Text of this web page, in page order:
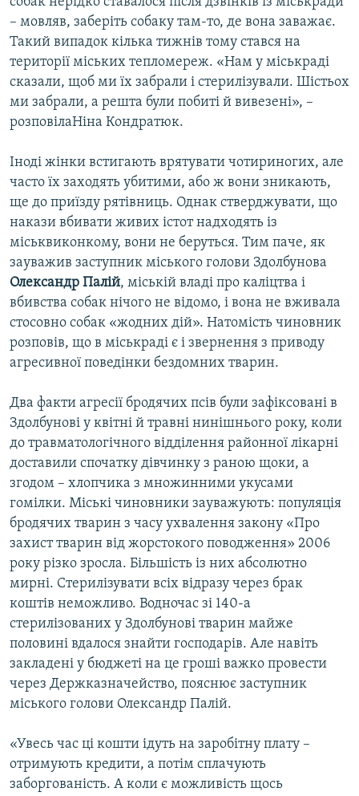
– мовляв, заберіть собаку там-то, де вона заважає.
Такий випадок кілька тижнів тому стався на
території міських тепломереж. «Нам у міськраді
сказали, щоб ми їх забрали і стерилізували. Шістьох
ми забрали, а решта були побиті й вивезені», –
розповілаНіна Кондратюк.
Іноді жінки встигають врятувати чотириногих, але
часто їх заходять убитими, або ж вони зникають,
ще до приїзду рятівниць. Однак стверджувати, що
накази вбивати живих істот надходять із
міськвиконкому, вони не беруться. Тим паче, як
зауважив заступник міського голови Здолбунова
Олександр Палій, міській владі про каліцтва і
вбивства собак нічого не відомо, і вона не вживала
стосовно собак «жодних дій». Натомість чиновник
розповів, що в міськраді є і звернення з приводу
агресивної поведінки бездомних тварин.
Два факти агресії бродячих псів були зафіксовані в
Здолбунові у квітні й травні нинішнього року, коли
до травматологічного відділення районної лікарні
доставили спочатку дівчинку з раною щоки, а
згодом – хлопчика з множинними укусами
гомілки. Міські чиновники зауважують: популяція
бродячих тварин з часу ухвалення закону «Про
захист тварин від жорстокого поводження» 2006
року різко зросла. Більшість із них абсолютно
мирні. Стерилізувати всіх відразу через брак
коштів неможливо. Водночас зі 140-а
стерилізованих у Здолбунові тварин майже
половині вдалося знайти господарів. Але навіть
закладені у бюджеті на це гроші важко провести
через Держказначейство, пояснює заступник
міського голови Олександр Палій.
«Увесь час ці кошти ідуть на заробітну плату –
отримують кредити, а потім сплачують
заборгованість. А коли є можливість щось